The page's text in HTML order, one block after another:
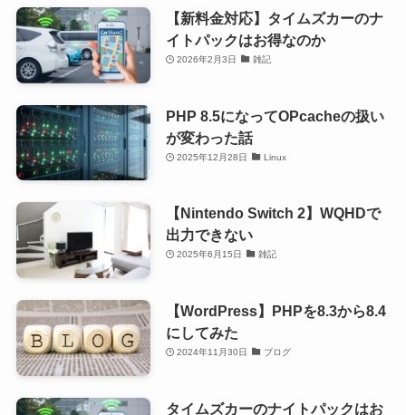
【新料金対応】タイムズカーのナ
イトパックはお得なのか
2026年2月3日 雑記
PHP 8.5になってOPcacheの扱い
が変わった話
2025年12月28日 Linux
【Nintendo Switch 2】WQHDで
出力できない
2025年6月15日 雑記
【WordPress】PHPを8.3から8.4
にしてみた
2024年11月30日 ブログ
タイムズカーのナイトパックはお